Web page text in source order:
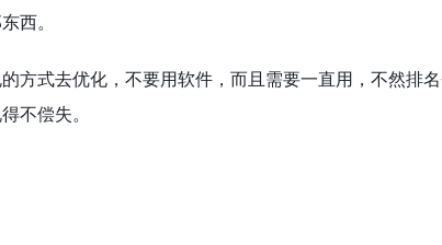
西。
方式去优化，不要用软件，而且需要一直用，不然排
不偿失。